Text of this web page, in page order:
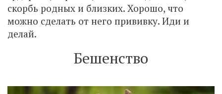
скорбь родных и близких. Хорошо, что
можно сделать от него прививку. Иди и
делай.
Бешенство